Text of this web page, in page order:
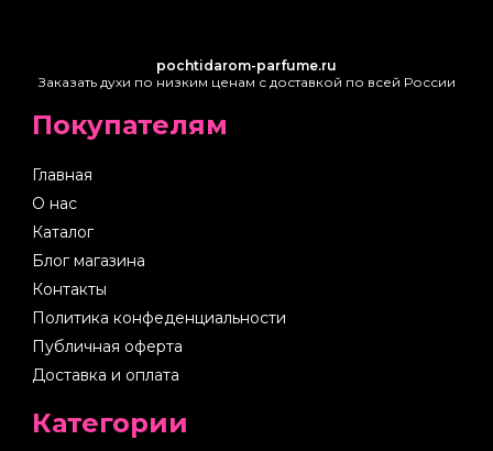
pochtidarom-parfume.ru
Заказать духи по низким ценам с доставкой по всей России
Покупателям
Главная
О нас
Каталог
Блог магазина
Контакты
Политика конфеденциальности
Публичная оферта
Доставка и оплата
Категории